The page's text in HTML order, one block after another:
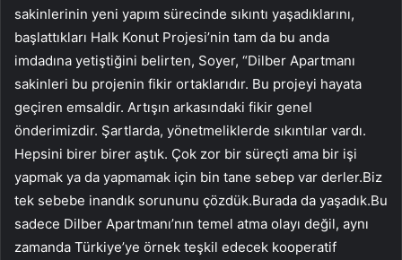
sakinlerinin yeni yapım sürecinde sıkıntı yaşadıklarını,
başlattıkları Halk Konut Projesi’nin tam da bu anda
imdadına yetiştiğini belirten, Soyer, “Dilber Apartmanı
sakinleri bu projenin fikir ortaklarıdır. Bu projeyi hayata
geçiren emsaldir. Artışın arkasındaki fikir genel
önderimizdir. Şartlarda, yönetmeliklerde sıkıntılar vardı.
Hepsini birer birer aştık. Çok zor bir süreçti ama bir işi
yapmak ya da yapmamak için bin tane sebep var derler.Biz
tek sebebe inandık sorununu çözdük.Burada da yaşadık.Bu
sadece Dilber Apartmanı’nın temel atma olayı değil, aynı
zamanda Türkiye’ye örnek teşkil edecek kooperatif